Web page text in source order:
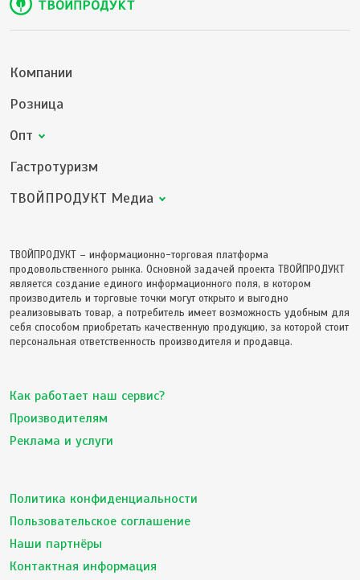
Компании
Розница
Опт
Гастротуризм
ТВОЙПРОДУКТ Медиа
ТВОЙПРОДУКТ – информационно-торговая платформа
продовольственного рынка. Основной задачей проекта ТВОЙПРОДУКТ
является создание единого информационного поля, в котором
производитель и торговые точки могут открыто и выгодно
реализовывать товар, а потребитель имеет возможность удобным для
себя способом приобретать качественную продукцию, за которой стоит
персональная ответственность производителя и продавца.
Как работает наш сервис?
Производителям
Реклама и услуги
Политика конфиденциальности
Пользовательское соглашение
Наши партнёры
Контактная информация